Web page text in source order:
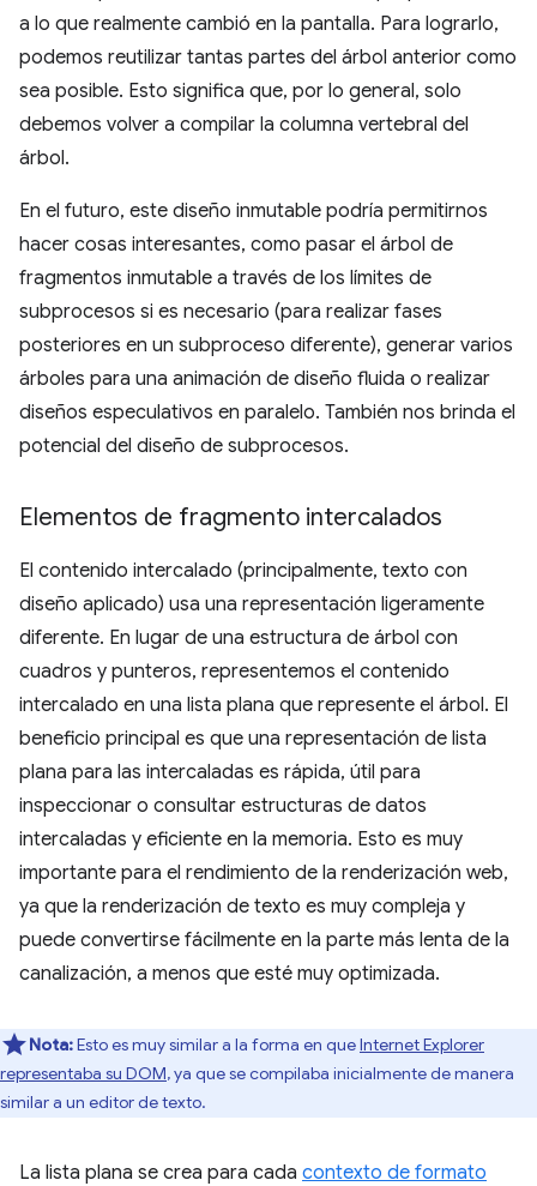
a lo que realmente cambió en la pantalla. Para lograrlo,
podemos reutilizar tantas partes del árbol anterior como
sea posible. Esto significa que, por lo general, solo
debemos volver a compilar la columna vertebral del
árbol.
En el futuro, este diseño inmutable podría permitirnos
hacer cosas interesantes, como pasar el árbol de
fragmentos inmutable a través de los límites de
subprocesos si es necesario (para realizar fases
posteriores en un subproceso diferente), generar varios
árboles para una animación de diseño fluida o realizar
diseños especulativos en paralelo. También nos brinda el
potencial del diseño de subprocesos.
Elementos de fragmento intercalados
El contenido intercalado (principalmente, texto con
diseño aplicado) usa una representación ligeramente
diferente. En lugar de una estructura de árbol con
cuadros y punteros, representemos el contenido
intercalado en una lista plana que represente el árbol. El
beneficio principal es que una representación de lista
plana para las intercaladas es rápida, útil para
inspeccionar o consultar estructuras de datos
intercaladas y eficiente en la memoria. Esto es muy
importante para el rendimiento de la renderización web,
ya que la renderización de texto es muy compleja y
puede convertirse fácilmente en la parte más lenta de la
canalización, a menos que esté muy optimizada.
Nota:Esto es muy similar a la forma en queInternet Explorer
representaba su DOM, ya que se compilaba inicialmente de manera
similar a un editor de texto.
La lista plana se crea para cada contexto de formato